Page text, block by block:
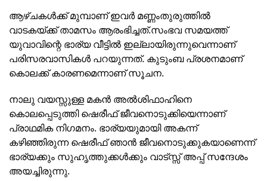
ആഴ്ചകൾക്ക് മുമ്പാണ് ഇവർ മണ്ണംതുരുത്തിൽ
വാടകയ്ക്ക് താമസം ആരംഭിച്ചത്.സംഭവ സമയത്ത്
യുവാവിന്റെ ഭാര്യ വീട്ടിൽ ഇല്ലായിരുന്നുവെന്നാണ്
പരിസരവാസികൾ പറയുന്നത്. കുടുംബ പ്രശനമാണ്
കൊലക്ക് കാരണമെന്നാണ് സൂചന.
നാലു വയസ്സുള്ള മകൻ അൽശിഫാഹിനെ
കൊലപ്പെടുത്തി ഷെരീഫ് ജീവനൊടുക്കിയെന്നാണ്
പ്രാഥമിക നിഗമനം. ഭാര്യയുമായി അകന്ന്
കഴിഞ്ഞിരുന്ന ഷെരീഫ് ഞാൻ ജീവനൊടുക്കുകയാണെന്ന്
ഭാര്യക്കും സുഹൃത്തുക്കൾക്കും വാട്സ്സ് അപ്പ് സന്ദേശം
അയച്ചിരുന്നു.